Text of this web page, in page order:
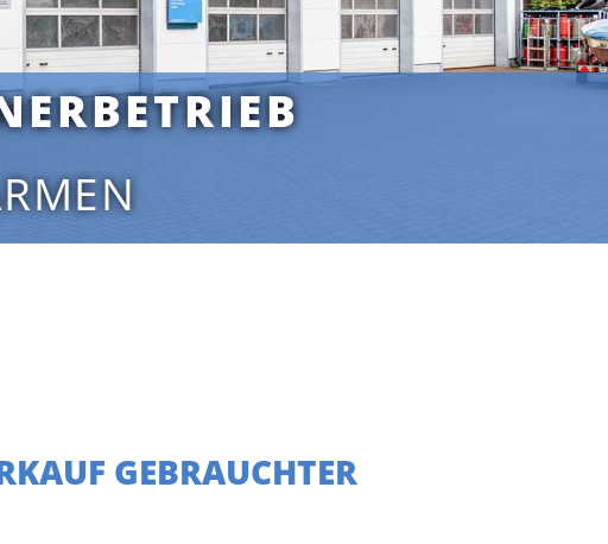
GEBRAUCHTER